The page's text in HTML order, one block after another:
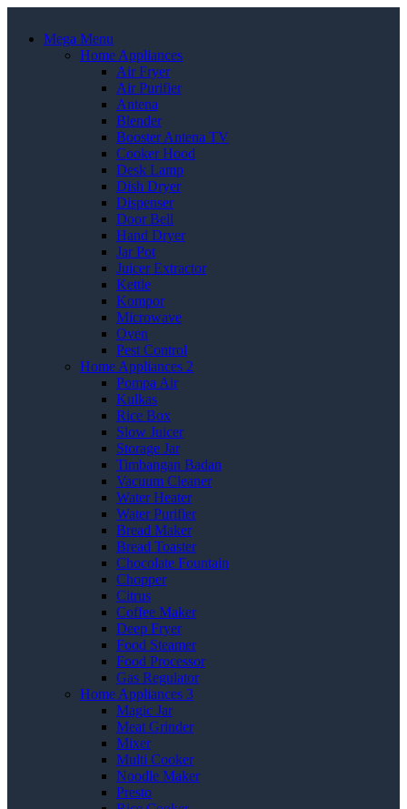
Mega Menu
Home Appliances
Air Fryer
Air Purifier
Antena
Blender
Booster Antena TV
Cooker Hood
Desk Lamp
Dish Dryer
Dispenser
Door Bell
Hand Dryer
Jar Pot
Juicer Extractor
Kettle
Kompor
Microwave
Oven
Pest Control
Home Appliances 2
Pompa Air
Kulkas
Rice Box
Slow Juicer
Storage Jar
Timbangan Badan
Vacuum Cleaner
Water Heater
Water Purifier
Bread Maker
Bread Toaster
Chocolate Fountain
Chopper
Citrus
Coffee Maker
Deep Fryer
Food Steamer
Food Processor
Gas Regulator
Home Appliances 3
Magic Jar
Meat Grinder
Mixer
Multi Cooker
Noodle Maker
Presto